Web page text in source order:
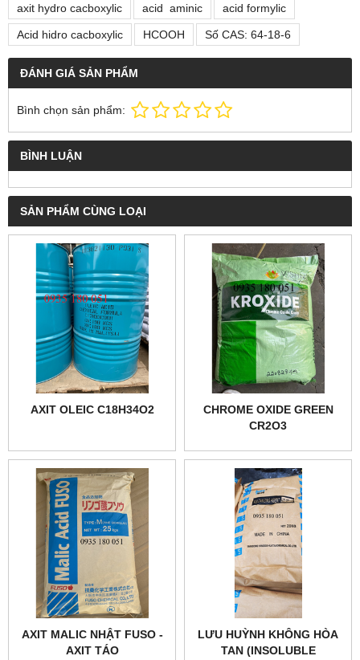
axit hydro cacboxylic acid aminic acid formylic
Acid hidro cacboxylic HCOOH Số CAS: 64-18-6
ĐÁNH GIÁ SẢN PHẨM
Bình chọn sản phẩm:
BÌNH LUẬN
SẢN PHẨM CÙNG LOẠI
AXIT OLEIC C18H34O2
CHROME OXIDE GREEN
CR2O3
AXIT MALIC NHẬT FUSO -
AXIT TÁO
LƯU HUỲNH KHÔNG HÒA
TAN (INSOLUBLE